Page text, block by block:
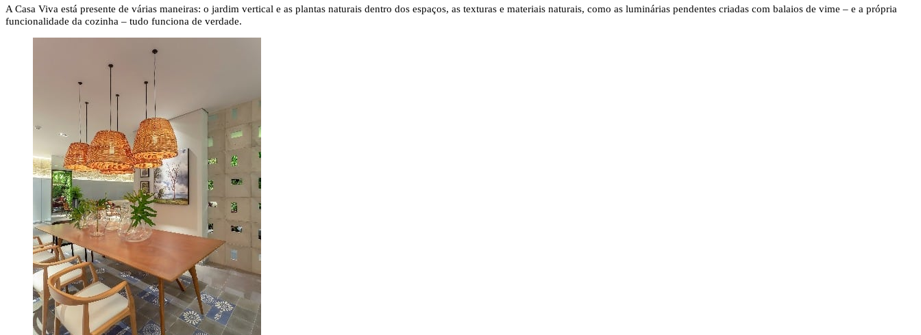
A Casa Viva está presente de várias maneiras: o jardim vertical e as plantas naturais dentro dos espaços, as texturas e materiais naturais, como as luminárias pendentes criadas com balaios de vime – e a própria
funcionalidade da cozinha – tudo funciona de verdade.